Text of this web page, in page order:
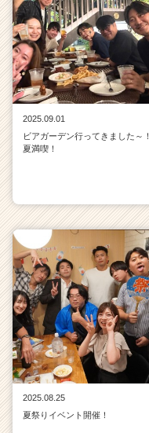
2025.09.01
ビアガーデン行ってきました～！
夏満喫！
2025.08.25
夏祭りイベント開催！